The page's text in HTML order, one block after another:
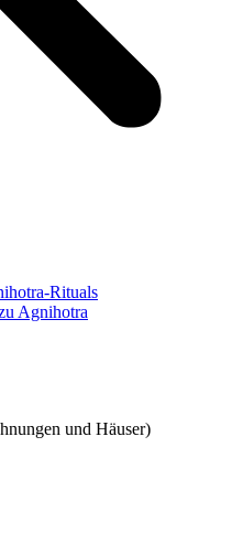
Rituals
Agnihotra
und Häuser)